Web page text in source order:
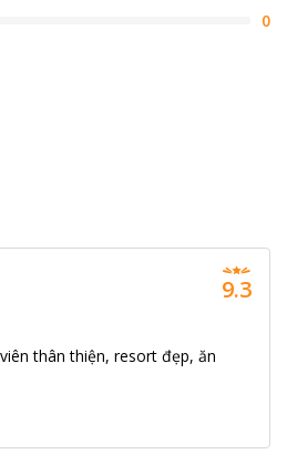
0
thân thiện, resort đẹp, ăn
9.3